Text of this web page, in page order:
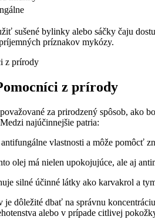
sušené bylinky alebo sáčky čaju
príznakov mykózy.
z prírody
za prirodzený spôsob,
najúčinnejšie patria:
vlastnosti a môže pomôcť
olej má nielen upokojujúce, ale aj
silné účinné látky ako karvakrol a
je dôležité dbať na správnu
alebo v prípade citlivej